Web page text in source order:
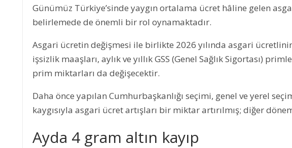
Günümüz Türkiye’sinde yaygın ortalama ücret hâline gelen
belirlemede de önemli bir rol oynamaktadır.
Asgari ücretin değişmesi ile birlikte 2026 yılında asgari
işsizlik maaşları, aylık ve yıllık GSS (Genel Sağlık Sigortası)
prim miktarları da değişecektir.
Daha önce yapılan Cumhurbaşkanlığı seçimi, genel ve yerel
kaygısıyla asgari ücret artışları bir miktar artırılmış; diğer
Ayda 4 gram altın kayıp